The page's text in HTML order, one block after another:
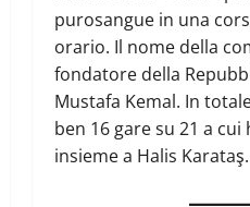
purosangue in una
orario. Il nome della
fondatore della
Mustafa Kemal. In
ben 16 gare su 21 a
insieme a Halis Karataş.